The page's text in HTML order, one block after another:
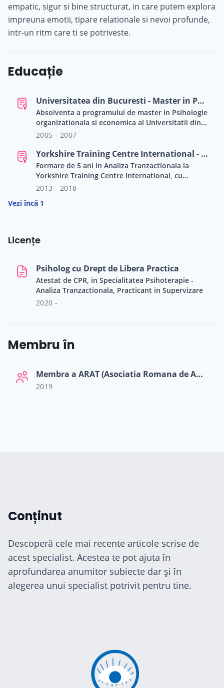
empatic, sigur si bine structurat, in care putem explora
impreuna emotii, tipare relationale si nevoi profunde,
intr-un ritm care ti se potriveste.
Educație
Universitatea din Bucuresti - Master in Psihologie Organizationala si Economica
Absolventa a programului de master in Psihologie
organizationala si economica al Universitatii din
Bucuresti, cu formare avansata in evaluarea,
umane, dinamici organizationale si
comportament economic. Programul mi-a
consolidat expertiza in diagnoza organizationala,
managementul performantei si interventii
orientate spre dezvoltarea oamenilor si a culturii
organizaționale.
2005 - 2007
Yorkshire Training Centre International - Formare in Analiza Tranzactionala
Formare de 5 ani in Analiza Tranzactionala la
Yorkshire Training Centre International, cu
specializare in psihoterapie si focus pe
de viata si a mecanismelor psihologice care
de a sustine schimbarea autentica si autonomia
2013 - 2018
Vezi încă 1
Licențe
Psiholog cu Drept de Libera Practica
Atestat de CPR, in Specialitatea Psihoterapie -
Analiza Tranzactionala, Practicant in Supervizare
2020 -
Membru în
Membra a ARAT (Asociatia Romana de Analiza Tranzactionala)
2019
Conținut
Descoperă cele mai recente articole scrise de
acest specialist. Acestea te pot ajuta în
aprofundarea anumitor subiecte dar și în
alegerea unui specialist potrivit pentru tine.